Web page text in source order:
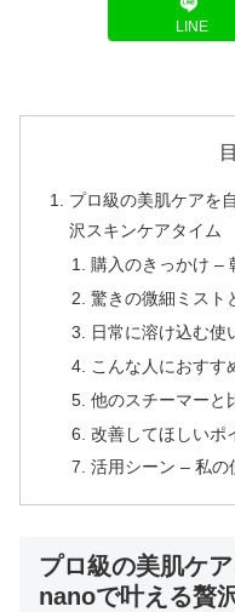
LINE
プロ級の美肌ケアを
沢スキンケアタイム
購入のきっかけ –
驚きの微細ミスト
日常に溶け込む使
こんな人におすす
他のスチーマーと
改善してほしいポ
活用シーン – 私の
プロ級の美肌ケ
nanoで叶える贅